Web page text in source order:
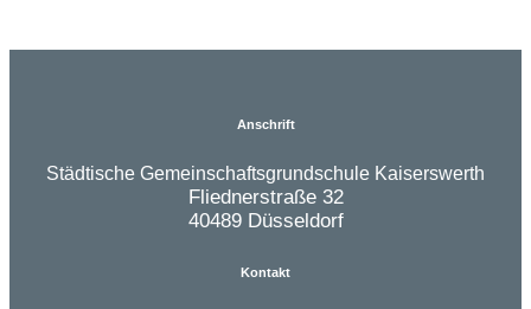
Anschrift
Städtische Gemeinschaftsgrundschule Kaiserswerth
Fliednerstraße 32
40489 Düsseldorf
Kontakt